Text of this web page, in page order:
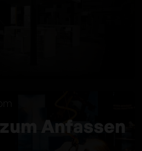
Anfassen